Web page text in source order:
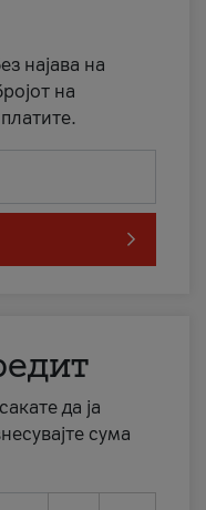
најава на
на
да ја
сума